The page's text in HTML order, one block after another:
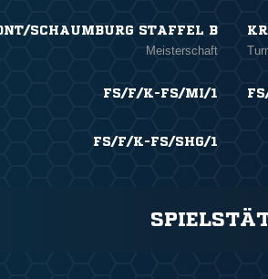
SCHAUMBURG STAFFEL B
Meisterschaft
FS/F/K-FS/MI/1
FS/F/K-FS/SHG/1